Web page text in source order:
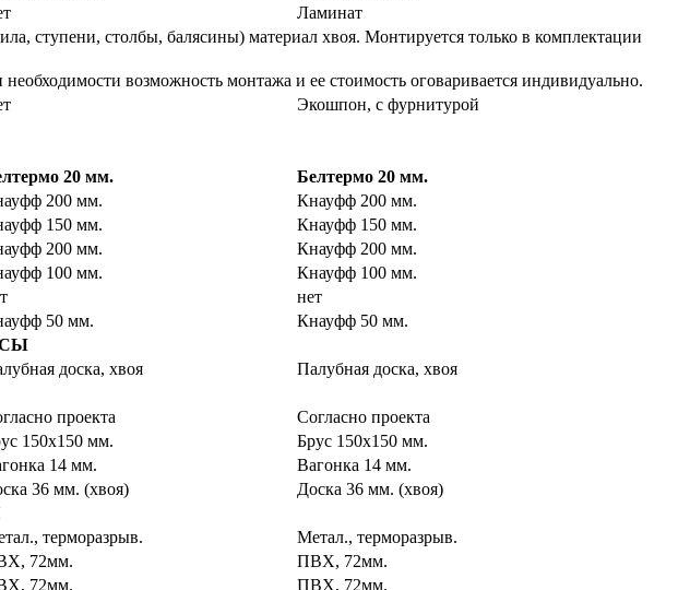
Ламинат
ступени, столбы, балясины) материал хвоя. Монтируется только в комплектации
возможность монтажа и ее стоимость оговаривается индивидуально.
Экошпон, с фурнитурой
20 мм.
Белтермо 20 мм.
200 мм.
Кнауфф 200 мм.
150 мм.
Кнауфф 150 мм.
200 мм.
Кнауфф 200 мм.
100 мм.
Кнауфф 100 мм.
нет
50 мм.
Кнауфф 50 мм.
доска, хвоя
Палубная доска, хвоя
проекта
Согласно проекта
150х150 мм.
Брус 150х150 мм.
14 мм.
Вагонка 14 мм.
36 мм. (хвоя)
Доска 36 мм. (хвоя)
терморазрыв.
Метал., терморазрыв.
72мм.
ПВХ, 72мм.
72мм.
ПВХ, 72мм.